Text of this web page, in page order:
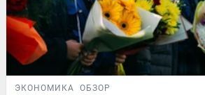
ЭКОНОМИКА ОБЗОР